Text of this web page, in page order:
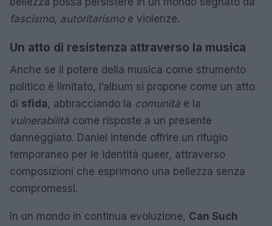
fascismo, autoritarismoe violenze.
Un atto di resistenza attraverso la musica
Anche se il potere della musica come strumento
politico è limitato, l’album si propone come un atto
di sfida, abbracciando la comunità e la
vulnerabilità come risposte a un presente
danneggiato. Daniel intende offrire un rifugio
temporaneo per le identità queer, attraverso
composizioni che esprimono una bellezza senza
compromessi.
In un mondo in continua evoluzione, Can Such